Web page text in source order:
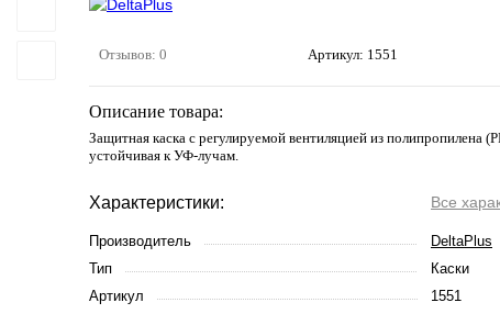
Отзывов: 0 Артикул: 1551
Описание товара:
Защитная каска с регулируемой вентиляцией из полипропилена
устойчивая к УФ-лучам.
Характеристики: Все
Производитель
DeltaPlus
Тип
Каски
Артикул
1551